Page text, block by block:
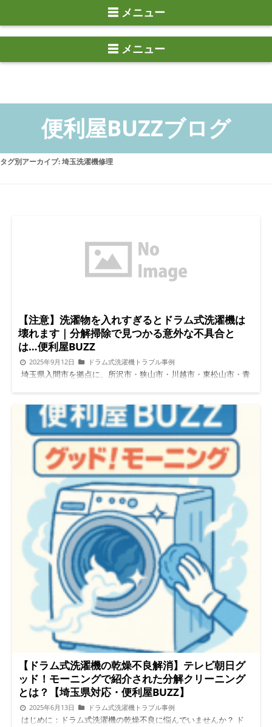
☰ メニュー
タグ別アーカイブ:埼玉洗濯機修理
【注意】洗濯物を入れすぎるとドラム式洗濯機は
壊れます｜分解掃除で見つかる意外な不具合と
は…便利屋BUZZ
2025年9月12日 ドラム式洗濯機トラブル事例
埼玉県入間市を拠点に、所沢市・狭山市・川越市・東松山市・青
ているうちに、分解掃除で不具合が見つかるケース」について、
施工事例や注意点をまとめました。 「軸に負荷がかかって異音
がする」「Panasonicのドラム槽が削れている」など、見えない
トラブルをそのまま放置すると、最終的に高額修理や買い替えに
つながることがあります。初心者の方にもわかりやすく解説しま
すので、ぜひ最後までご覧ください。 目次 洗濯物を入れすぎる
とどうなる？ 分解掃除で見つかった実際の不具合事例
Panasonic機種特有の注意点 一度で済ませたい気持ちが故障を招
く理由 長く使うためのメンテナンス習慣 便利屋BUZZの対応エリ
アと実績 よくある質問 洗濯物を入れすぎるとどうなる？ 結論か
ら言うと洗濯物の入れすぎは故障の一番の原因です。特にドラム
式は「少なめ」に使う前提で設計されています。 軸に負荷がか
かり、回転時に異音が出やすくなる バランスが崩れて脱水が途
中で止まる 内部の摩耗が早まり部品寿命が短くなる 最初は「ち
ょっと音が大きいかな？」程度でも、数ヶ月後には大きな修理が
必要になることが少なくありません。 分解掃除で見つかった実
際の不具合事例 便利屋BUZZで分解掃除を行った際、洗濯物を入
れすぎて使っていた方に多い症状は以下です。 ドラム軸のガタ
つき（異音の原因） 脱水カバーの破損や擦れ 槽の底面が削れて
金属粉が出ている 排水口に糸くず・スライム汚れが大量に詰ま
っている これらは普段の使用では気づきにくく、分解掃除で初
めて発見されることがほとんどです。 Panasonic機種特有の注意
点 Panasonicのドラム式洗濯機では、特にドラム槽底面が削れや
すいという特徴があります。洗濯物を詰め込みすぎると摩擦が大
きくなり、金属部分が削れてしまうのです。 放置すると削れた
金属粉が内部に溜まり、異音や故障の原因になります。
Panasonicをお使いの方は、他メーカー以上に洗濯量の管理が重
要です。 一度で済ませたい気持ちが故障を招く理由 「どうせ洗
【ドラム式洗濯機の乾燥不良解消】テレビ朝日グ
ッド！モーニングで紹介された分解クリーニング
とは？【埼玉県対応・便利屋BUZZ】
2025年6月13日 ドラム式洗濯機トラブル事例
はじめに：ドラム式洗濯機の乾燥不良に悩んでいませんか？ ド